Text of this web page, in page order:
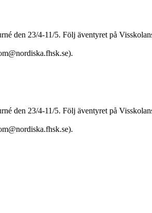
den 23/4-11/5. Följ äventyret på
den 23/4-11/5. Följ äventyret på